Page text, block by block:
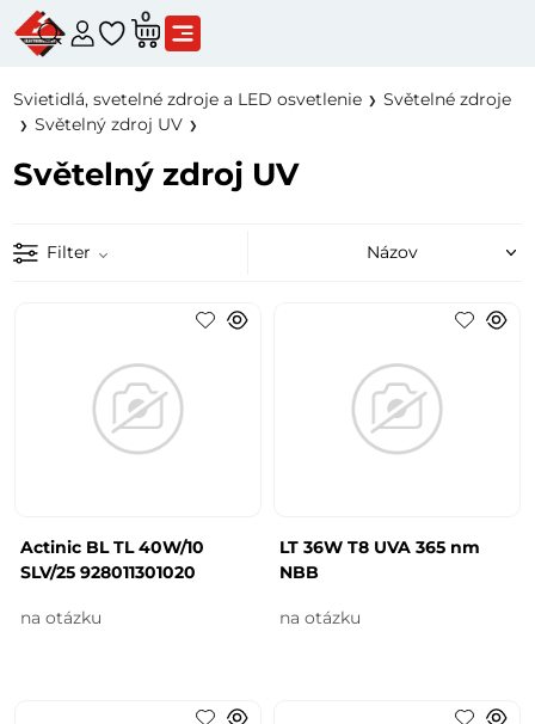
0
Svietidlá, svetelné zdroje a LED osvetlenie
Světelné zdroje
Světelný zdroj UV
Světelný zdroj UV
Filter
Actinic BL TL 40W/10
SLV/25 928011301020
na otázku
LT 36W T8 UVA 365 nm
NBB
na otázku